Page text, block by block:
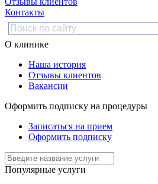
Контакты
О клинике
Наша история
Отзывы клиентов
Вакансии
Оформить подписку на процедуры
Записаться на прием
Оформить подписку
Популярные услуги